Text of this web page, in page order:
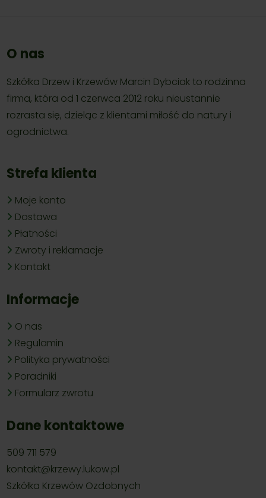
O nas
Szkółka Drzew i Krzewów Marcin Dybciak to rodzinna
firma, która od 1 czerwca 2012 roku nieustannie
rozrasta się, dzieląc z klientami miłość do natury i
ogrodnictwa.
Strefa klienta
Moje konto
Dostawa
Płatności
Zwroty i reklamacje
Kontakt
Informacje
O nas
Regulamin
Polityka prywatności
Poradniki
Formularz zwrotu
Dane kontaktowe
509 711 579
kontakt@krzewy.lukow.pl
Szkółka Krzewów Ozdobnych